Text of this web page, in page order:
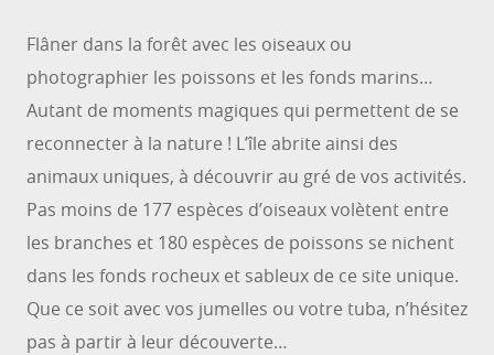
Flâner dans la forêt avec les oiseaux ou
photographier les poissons et les fonds marins…
Autant de moments magiques qui permettent de se
reconnecter à la nature ! L’île abrite ainsi des
animaux uniques, à découvrir au gré de vos activités.
Pas moins de 177 espèces d’oiseaux volètent entre
les branches et 180 espèces de poissons se nichent
dans les fonds rocheux et sableux de ce site unique.
Que ce soit avec vos jumelles ou votre tuba, n’hésitez
pas à partir à leur découverte…